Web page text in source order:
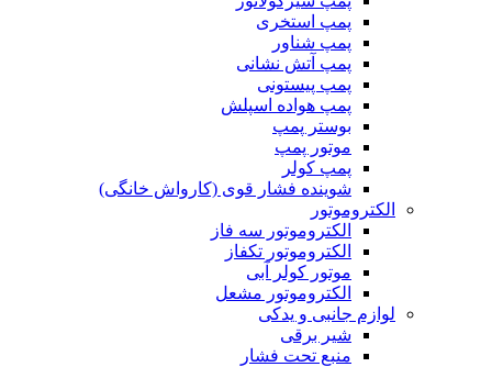
پمپ استخری
پمپ شناور
پمپ آتش نشانی
پمپ پیستونی
پمپ هواده اسپلش
بوستر پمپ
موتور پمپ
پمپ کولر
شوینده فشار قوی (کارواش خانگی)
الکتروموتور
الکتروموتور سه فاز
الکتروموتور تکفاز
موتور کولر آبی
الکتروموتور مشعل
لوازم جانبی و یدکی
شیر برقی
منبع تحت فشار